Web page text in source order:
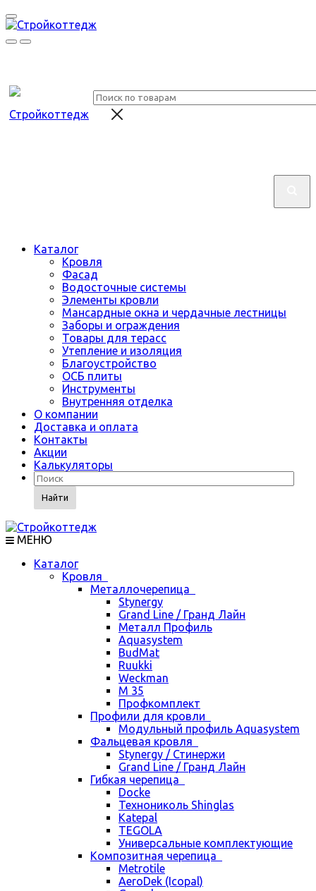
Каталог
Кровля
Фасад
Водосточные системы
Элементы кровли
Мансардные окна и чердачные лестницы
Заборы и ограждения
Товары для терасс
Утепление и изоляция
Благоустройство
ОСБ плиты
Инструменты
Внутренняя отделка
О компании
Доставка и оплата
Контакты
Акции
Калькуляторы
Найти
МЕНЮ
Каталог
Кровля
Металлочерепица
Stynergy
Grand Line / Гранд Лайн
Металл Профиль
Aquasystem
BudMat
Ruukki
Weckman
М 35
Профкомплект
Профили для кровли
Модульный профиль Aquasystem
Фальцевая кровля
Stynergy / Стинержи
Grand Line / Гранд Лайн
Гибкая черепица
Docke
Технониколь Shinglas
Katepal
TEGOLA
Универсальные комплектующие
Композитная черепица
Metrotile
AeroDek (Icopal)